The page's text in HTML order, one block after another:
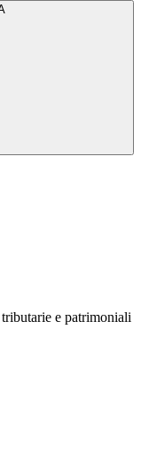
e patrimoniali